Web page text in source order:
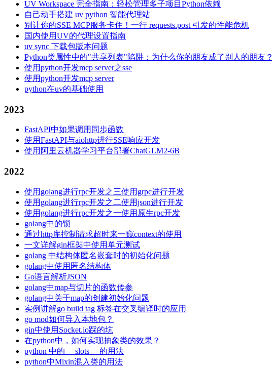
UV Workspace 完全指南：轻松管理多子项目Python依赖
自己动手搭建 uv python 智能代理站
别让你的SSE MCP服务卡住！一行 requests.post 引发的性能危机
国内使用UV的代理设置指南
uv sync 下载包版本问题
Python类属性中的"共享列表"陷阱：为什么你的朋友成了别人的朋友？
使用python开发mcp server之sse
使用python开发mcp server
python在uv的基础使用
2023
FastAPI中如果调用同步函数
使用FastAPI与aiohttp进行SSE响应开发
使用阿里云机器学习平台部署ChatGLM2-6B
2022
使用golang进行rpc开发之三使用grpc进行开发
使用golang进行rpc开发之二使用json进行开发
使用golang进行rpc开发之一使用原生rpc开发
golang中的锁
通过http库控制请求超时来一窥context的使用
一文详解gin框架中使用单元测试
golang 中结构体匿名嵌套时的初始化问题
golang中使用匿名结构体
Go语言解析JSON
golang中map与切片的函数传参
golang中关于map的创建初始化问题
实例讲解go build tag 标签在交叉编译时的应用
go mod如何导入本地包？
gin中使用Socket.io踩的坑
在python中，如何实现抽象类的效果？
python 中的 __slots__ 的用法
python中Mixin混入类的用法